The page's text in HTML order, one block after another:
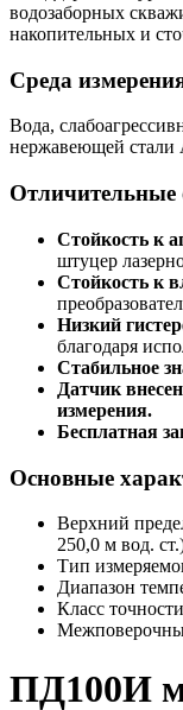
водозаборных
накопительных и
Среда
Вода,
нержавеющей стали
Отличительные
Стойкость к
штуцер
Стойкость к
Низкий
благодаря
Стабильное
Датчик
измерения.
Бесплатная
Основные
Верхний
250,0 м вод.
Тип
Диапазон
Класс
ПД100И